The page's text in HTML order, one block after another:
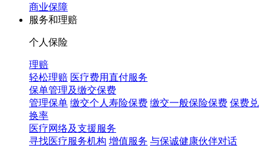
商业保障
服务和理赔
个人保险
理赔
轻松理赔 医疗费用直付服务
保单管理及缴交保费
管理保单 缴交个人寿险保费 缴交一般保险保费 保费兑
换率
医疗网络及支援服务
寻找医疗服务机构 增值服务 与保诚健康伙伴对话